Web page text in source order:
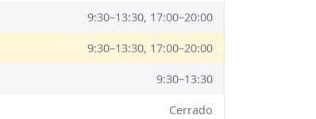
9:30–13:30, 17:00–20:00
9:30–13:30, 17:00–20:00
9:30–13:30
Cerrado